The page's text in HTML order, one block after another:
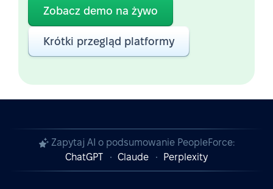
Zobacz demo na żywo
Krótki przegląd platformy
Zapytaj AI o podsumowanie PeopleForce:
ChatGPT
Claude Perplexity